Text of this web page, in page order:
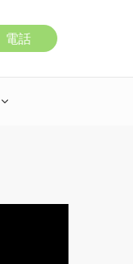
電話